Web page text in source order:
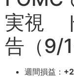
実視
告（9/
週間損益：